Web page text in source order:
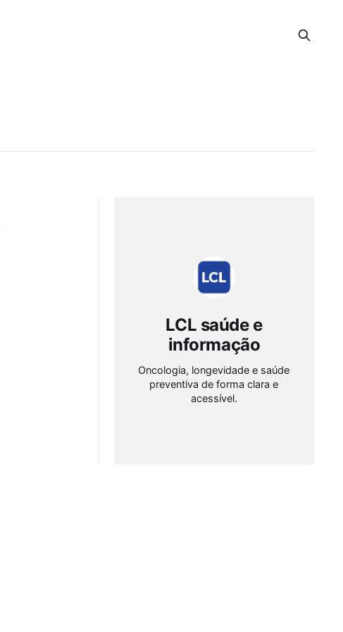
LCL saúde e
informação
Oncologia, longevidade e saúde
preventiva de forma clara e
acessível.